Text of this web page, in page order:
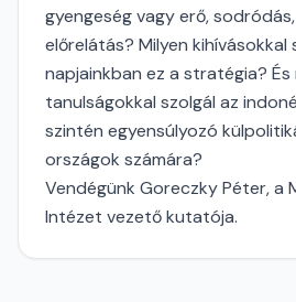
gyengeség vagy erő,
előrelátás? Milyen kihívásokkal
napjainkban ez a stratégia? És
tanulságokkal szolgál az
szintén egyensúlyozó
országok számára?
Vendégünk Goreczky Péter, a
Intézet vezető kutatója.